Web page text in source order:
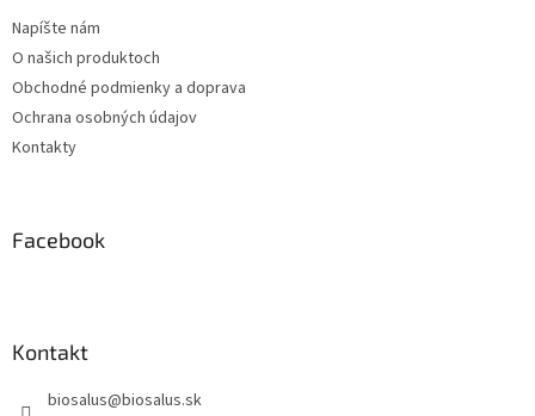
Napíšte nám
O našich produktoch
Obchodné podmienky a doprava
Ochrana osobných údajov
Kontakty
Facebook
Kontakt
biosalus@biosalus.sk